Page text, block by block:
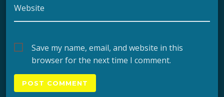
Website
Save my name, email, and website in this
browser for the next time I comment.